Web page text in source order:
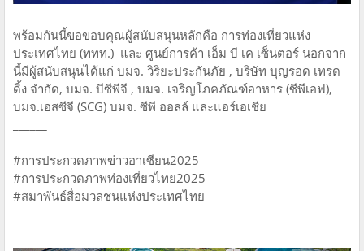
พร้อมกันนี้ขอขอบคุณผู้สนับสนุนหลักคือ การท่องเที่ยวแห่ง
ประเทศไทย (ททท.) และ ศูนย์การค้า เอ็ม บี เค เซ็นตอร์ นอกจาก
นี้มีผู้สนับสนุนได้แก่ บมจ. วิริยะประกันภัย , บริษัท บุญรอด เทรด
ดิ้ง จำกัด, บมจ. บีซีพีจี , บมจ. เจริญโภคภัณฑ์อาหาร (ซีพีเอฟ),
บมจ.เอสซีจี (SCG) บมจ. ซีพี ออลล์ และแอร์เอเชีย
#การประกวดภาพข่าวอาเซียน2025
#การประกวดภาพท่องเที่ยวไทย2025
#สมาพันธ์สื่อมวลชนแห่งประเทศไทย